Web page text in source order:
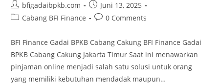
bfigadaibpkb.com
Juni 13, 2025
Cabang BFI Finance
0 Comments
BFI Finance Gadai BPKB Cabang Cakung BFI Finance Gadai
BPKB Cabang Cakung Jakarta Timur Saat ini menawarkan
pinjaman online menjadi salah satu solusi untuk orang
yang memiliki kebutuhan mendadak maupun…